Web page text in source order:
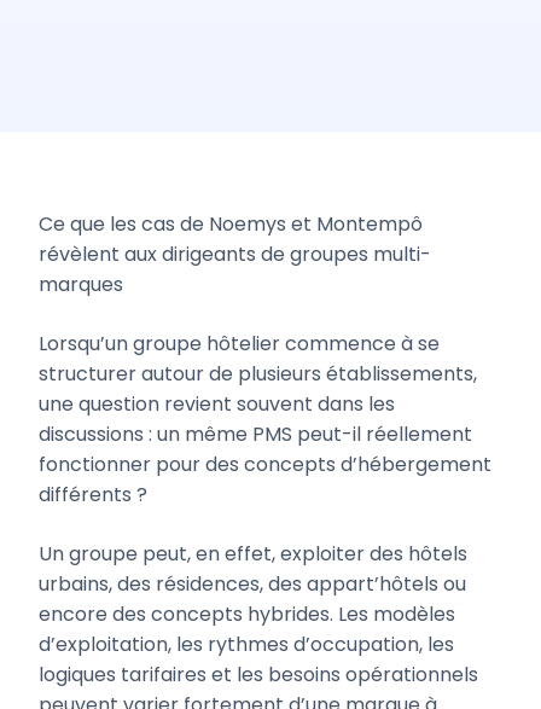
Ce que les cas de Noemys et Montempô
révèlent aux dirigeants de groupes multi-
marques
Lorsqu’un groupe hôtelier commence à se
structurer autour de plusieurs établissements,
une question revient souvent dans les
discussions : un même PMS peut-il réellement
fonctionner pour des concepts d’hébergement
différents ?
Un groupe peut, en effet, exploiter des hôtels
urbains, des résidences, des appart’hôtels ou
encore des concepts hybrides. Les modèles
d’exploitation, les rythmes d’occupation, les
logiques tarifaires et les besoins opérationnels